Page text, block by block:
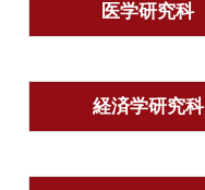
医学研究科
経済学研究科